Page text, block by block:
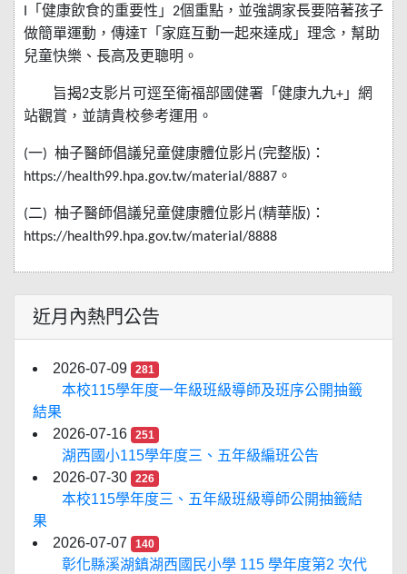
「健康飲食的重要性」 2個重點，並強調家長要陪著孩子
做簡單運動，傳達T 「家庭互動一起來達成」理念，幫助
兒童快樂、長高及更聰明。
旨揭2支影片可逕至衛福部國健署「健康九九+ 」網
站觀賞，並請貴校參考運用。
(一) 柚子醫師倡議兒童健康體位影片 (完整版) ：
https://health99.hpa.gov.tw/material/8887 。
(二) 柚子醫師倡議兒童健康體位影片 (精華版) ：
https://health99.hpa.gov.tw/material/8888
近月內熱門公告
2026-07-09 281
本校115學年度一年級班級導師及班序公開抽籤
結果
2026-07-16
251
湖西國小115學年度三、五年級編班公告
2026-07-30
226
本校115學年度三、五年級班級導師公開抽籤結
果
2026-07-07
140
彰化縣溪湖鎮湖西國民小學 115 學年度第2 次代